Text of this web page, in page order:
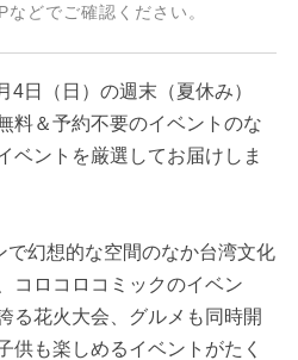
どでご確認ください。
日（日）の週末（夏休み）
料＆予約不要のイベントのな
ベントを厳選してお届けしま
幻想的な空間のなか台湾文化
コロコロコミックのイベン
る花火大会、グルメも同時開
供も楽しめるイベントがたく